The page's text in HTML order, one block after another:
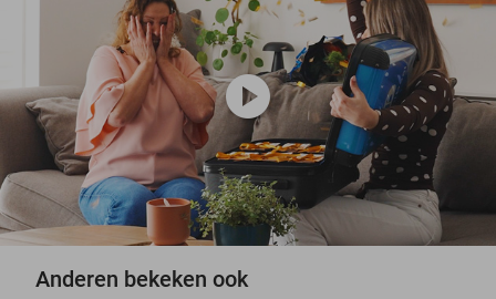
play_circle
Anderen bekeken ook